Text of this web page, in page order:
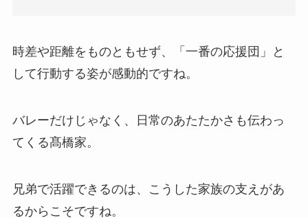
時差や距離をものともせず、「一番の応援団」と
して行動する姿が感動的ですね。
バレーだけじゃなく、日常のあたたかさも伝わっ
てくる髙橋家。
兄弟で活躍できるのは、こうした家族の支えがあ
るからこそですね。